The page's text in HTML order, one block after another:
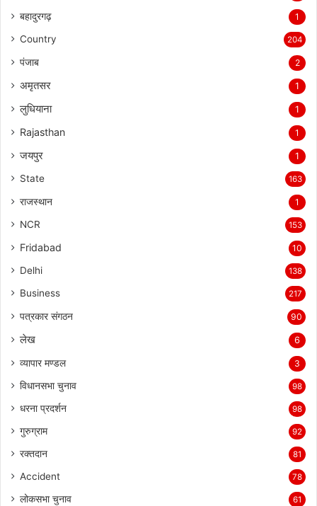
बहादुरगढ़ 1
Country 204
पंजाब 2
अमृतसर 1
लुधियाना 1
Rajasthan 1
जयपुर 1
State 163
राजस्थान 1
NCR 153
Fridabad 10
Delhi 138
Business 217
पत्रकार संगठन 90
लेख 6
व्यापार मण्डल 3
विधानसभा चुनाव 98
धरना प्रदर्शन 98
गुरुग्राम 92
रक्तदान 81
Accident 78
लोकसभा चुनाव 61